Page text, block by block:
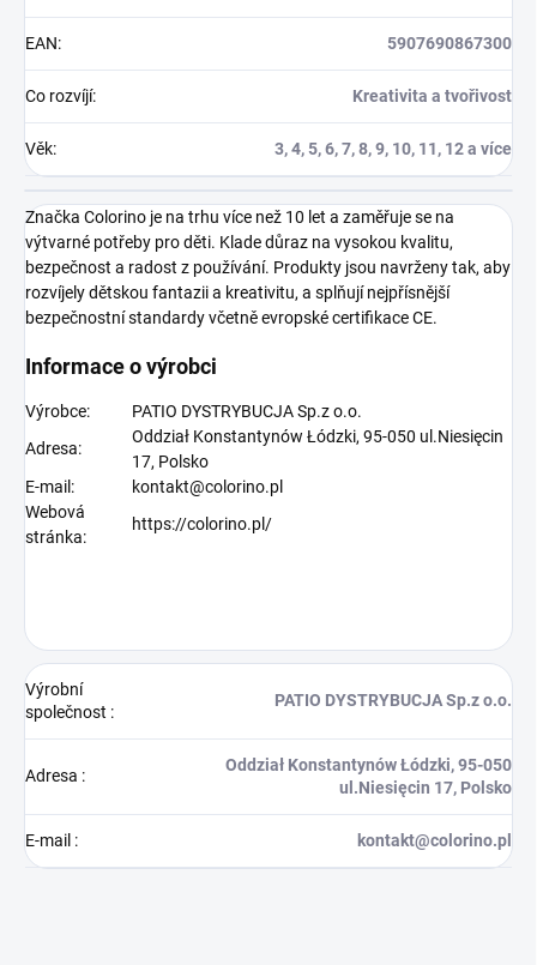
EAN: 5907690867300
Co rozvíjí: Kreativita a tvořivost
Věk: 3, 4, 5, 6, 7, 8, 9, 10, 11, 12 a více
Značka Colorino je na trhu více než 10 let a zaměřuje se na
výtvarné potřeby pro děti. Klade důraz na vysokou kvalitu,
bezpečnost a radost z používání. Produkty jsou navrženy tak, aby
rozvíjely dětskou fantazii a kreativitu, a splňují nejpřísnější
bezpečnostní standardy včetně evropské certifikace CE.
Informace o výrobci
Výrobce:
PATIO DYSTRYBUCJA Sp.z o.o.
Adresa:
Oddział Konstantynów Łódzki, 95-050 ul.Niesięcin
17, Polsko
E-mail:
kontakt@colorino.pl
Webová
stránka:
https://colorino.pl/
Výrobní
společnost :
PATIO DYSTRYBUCJA Sp.z o.o.
Adresa :
Oddział Konstantynów Łódzki, 95-050
ul.Niesięcin 17, Polsko
E-mail : kontakt@colorino.pl